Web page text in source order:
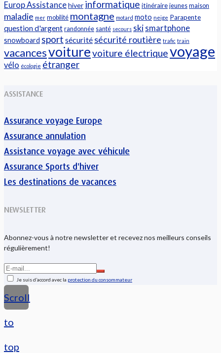
Europ Assistancehiver informatique itinéraire jeunes maison
maladie mer mobilité montagne motard moto neige Parapente
question d'argent randonnée santé secours ski smartphone
snowboard sport sécurité sécurité routière trafic train
vacancesvoiturevoiture électriquevoyage
vélo écologie étranger
ASSISTANCE
Assurance voyage Europe
Assurance annulation
Assistance voyage avec véhicule
Assurance Sports d'hiver
Les destinations de vacances
NEWSLETTER
Abonnez-vous à notre newsletter et recevez nos meilleurs conseils
régulièrement!
Je suis d’accord avec la protection du consommateur
Scroll
to
top